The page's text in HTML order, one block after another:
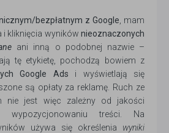
bezpłatnym z Google , mam
i kliknięcia wyników nieoznaczonych
ani inną o podobnej nazwie –
tę etykietę, pochodzą bowiem z
Google Ads i wyświetlają się
są opłaty za reklamę. Ruch ze
nie jest więc zależny od jakości
wypozycjonowaniu treści. Na
używa się określenia wyniki